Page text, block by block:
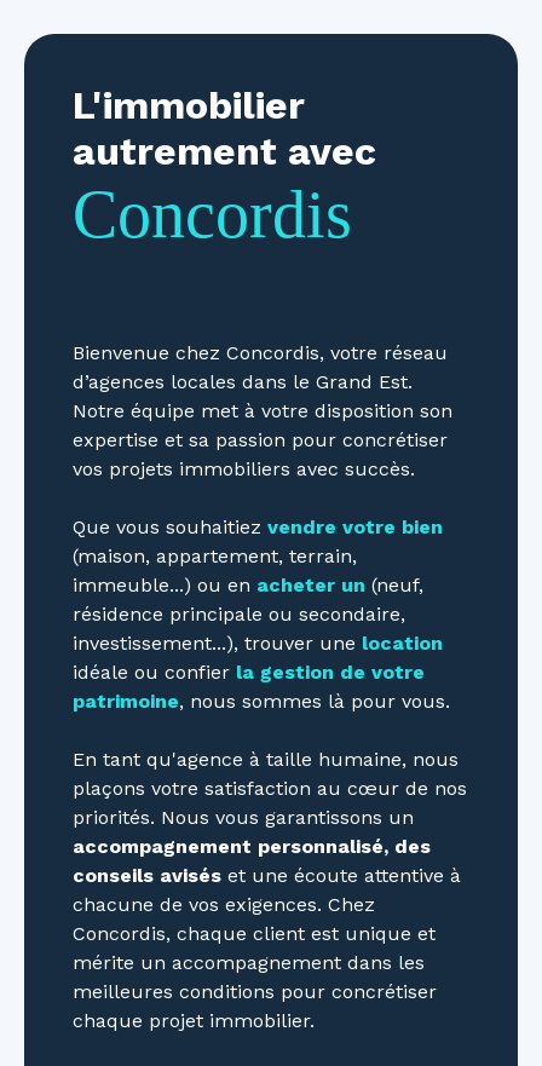
L'immobilier
autrement avec
Concordis
Bienvenue chez Concordis, votre réseau
d’agences locales dans le Grand Est.
Notre équipe met à votre disposition son
expertise et sa passion pour concrétiser
vos projets immobiliers avec succès.
Que vous souhaitiez vendre votre bien
(maison, appartement, terrain,
immeuble...) ou en acheter un (neuf,
résidence principale ou secondaire,
investissement...), trouver une location
idéale ou confier la gestion de votre
patrimoine, nous sommes là pour vous.
En tant qu'agence à taille humaine, nous
plaçons votre satisfaction au cœur de nos
priorités. Nous vous garantissons un
accompagnement personnalisé, des
conseils avisés et une écoute attentive à
chacune de vos exigences. Chez
Concordis, chaque client est unique et
mérite un accompagnement dans les
meilleures conditions pour concrétiser
chaque projet immobilier.